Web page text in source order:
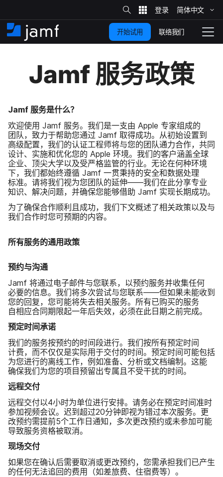
​
至
​
站
​内
​搜
索
简体​中文
首
​
拨
动
开始试用 联络我们
Jamf 服务​政策
Jamf 服务​是​什么？
欢迎​使用 Jamf 服务。​我们​是​一​支​由 Apple 专家​组成​的​
团队，​致力​于​帮助​您​通过 Jamf 取得​成功。​从​初始​设置​到​
高级​配置，​我们​的​认证​工程师​将​与​您​的​团队​通力​合作，​共同​
设计、​实施​和​优化​您​的 Apple 环境。​我们​的​客户​涵盖​全球​
企业、​顶尖​大学​以及​受​严格​监管​的​行业。​无论​在​何种​环境​
下，​我们​都​始终遵循 Jamf 一​贯​秉持​的​安全​和​数据​处理​
标准。​请​将​我们​视为​您​团队​的​延伸​——​我们​在​此​分享​专业​
知识、​解决​问题，​并确​保​您​能够​借助 Jamf 实现​长期​成功。
为了​确保​合作​顺利且​成功，​我们​下文​概述​了​相关​政策​以及​与​
我们​合作​时​您​可​预期​的​内容。
所有​服务​的​通用​政策
预约​与​沟通
Jamf 将​通过​电子​邮件​与​您​联系，​以​预约​服务​并​收集​任何​
必要​的​信息。​我们​将​多​次​尝试​与​您​联系​——但​如果​未​能​收​到​
您​的​回复，​您​可能​将​失去​相关​服务。​所有​已​购买​的​服务​
自相应​合​同​期限起​一​年​后​失效，​必须​在​此​日期​之前​完成。
预定​时间​承诺
我们​的​服务​按​预约​的​时间​段​进行。​我们​按​所有​预定​时间​
计费，​而​不仅仅​是​实际​用于​交付​的​时间。​预定​时间​可能​包括​
为​您​进行​的​离线​工作，​例如​准备、​分析​或​文档​编制。​这​能​
确保​我们​为​您​的​项目​预留​出​专属且​不​受​干扰​的​时间。
远程​交付
远程​交付​以4小时​为​单位​进行​安排。​请务必​在​预定​时间​准时​
参加​视频​会议。​迟到​超过20分钟​即视​为​错​过​本​次​服务。​更​
改​预约​需​提前5个​工作​日​通知，​多​次​更​改​预约​或​未​参加​可能​
导致​服务​资格​被​取消。
现场​交付
如果​您​在​确认​后​需要​取消​或​更​改​预约，​您​需​承担​我们​已​产生​
的​任何​无法​追回​的​费用​（如差​旅费、​住宿费​等）。